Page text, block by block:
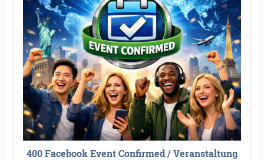
400 Facebook Event Confirmed / Veranstaltung